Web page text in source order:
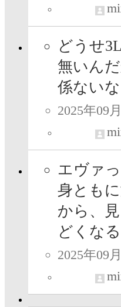
どうせ
無いん
係ない
2025年09
エヴァ
身とも
から、
どくなる
2025年09